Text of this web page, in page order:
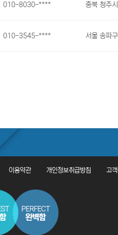
010-8030-**** 충북 청주
010-3545-**** 서울 송파
이용약관 개인정보취급방침 고